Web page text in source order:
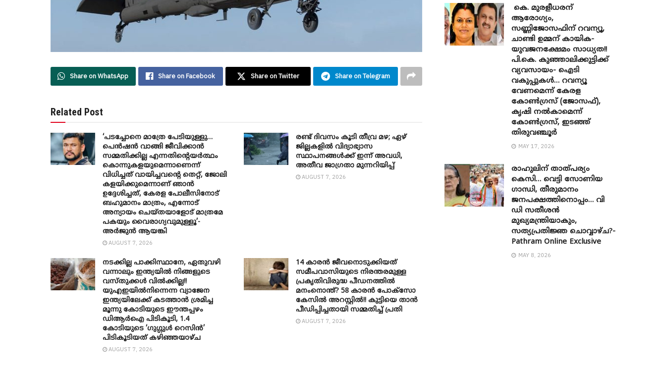
Share on WhatsApp Share on Facebook Share on Twitter Share on Telegram
Related Post
‘പടച്ചോനെ മാത്രേ പേടിയുള്ളു…
പെൻഷൻ വാങ്ങി ജീവിക്കാൻ
സമ്മതിക്കില്ല എന്നതിന്റെയർത്ഥം
കൊന്നുകളയുമെന്നാണെന്ന്
വിധിച്ചത് വായിച്ചവന്റെ തെറ്റ്, ജോലി
കളയിക്കുമെന്നാണ് ഞാൻ
ഉദ്ദേശിച്ചത്, കേരള പോലീസിനോട്
ബഹുമാനം മാത്രം, എന്നോട്
അന്യായം ചെയ്തയാളോട് മാത്രമേ
പകയും വൈരാഗ്യവുമുള്ളൂ’-
അർജുൻ ആയങ്കി
AUGUST 7, 2026
രണ്ട് ദിവസം കൂടി തീവ്ര മഴ; ഏഴ്
ജില്ലകളിൽ വിദ്യാഭ്യാസ
സ്ഥാപനങ്ങൾക്ക് ഇന്ന് അവധി,
അതീവ ജാ​ഗ്രതാ മുന്നറിയിപ്പ്
AUGUST 7, 2026
നടക്കില്ല പാക്കിസ്ഥാനേ, ഏതുവഴി
വന്നാലും ഇന്ത്യയിൽ നിങ്ങളുടെ
വസ്തുക്കൾ വിൽക്കില്ല!!
യുഎഇയിൽനിന്നെന്ന വ്യാജേന
ഇന്ത്യയിലേക്ക് കടത്താൻ ശ്രമിച്ച
മൂന്നു കോടിയുടെ ഈന്തപ്പഴം
ഡിആർഐ പിടികൂടി, 1.4
കോടിയുടെ ‘ഗുഗ്ഗുൾ റെസിൻ’
പിടികൂടിയത് കഴിഞ്ഞയാഴ്ച
AUGUST 7, 2026
14 കാരൻ ജീവനൊടുക്കിയത്
സമീപവാസിയുടെ നിരന്തരമുള്ള
പ്രകൃതിവിരുദ്ധ പീഡനത്തിൽ
മനംനൊന്ത്? 58 കാരൻ പോക്സോ
കേസിൽ അറസ്റ്റിൽ!! കുട്ടിയെ താൻ
പീഡിപ്പിച്ചതായി സമ്മതിച്ച് പ്രതി
AUGUST 7, 2026
കെ. മുരളീധരന്
ആരോഗ്യം,
സണ്ണിജോസഫിന് റവന്യൂ,
ചാണ്ടി ഉമ്മന് കായിക-
യുവജനക്ഷേമം സാധ്യത!!
പി.കെ. കുഞ്ഞാലിക്കുട്ടിക്ക്
വ്യവസായം- ഐടി
വകുപ്പുകൾ… റവന്യൂ
വേണമെന്ന് കേരള
കോൺഗ്രസ് (ജോസഫ്),
കൃഷി നൽകാമെന്ന്
കോൺഗ്രസ്, ഇടഞ്ഞ്
തിരുവഞ്ചൂർ
MAY 17, 2026
രാഹുലിന് താത്പര്യം
കെസി… വെട്ടി സോണിയ ​
ഗാന്ധി, തീരുമാനം
ജനപക്ഷത്തിനൊപ്പം… വി
ഡി സതീശൻ
മുഖ്യമന്ത്രിയാകും,
സത്യപ്രതിജ്ഞ ചൊവ്വാഴ്ച?-
Pathram Online Exclusive
MAY 8, 2026